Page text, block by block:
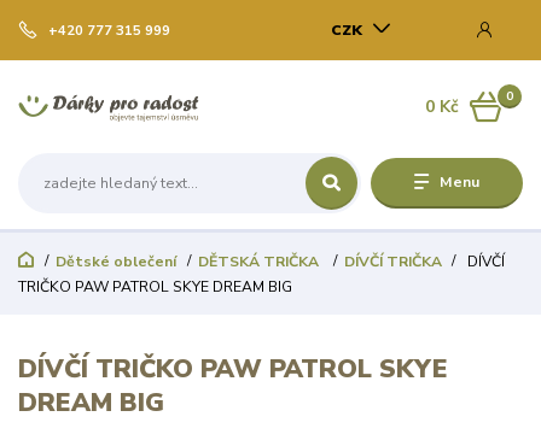
Menu
CZK
+420 777 315 999
0
0 Kč
Dětské oblečení DĚTSKÁ TRIČKA DÍVČÍ TRIČKA
DÍVČÍ
TRIČKO PAW PATROL SKYE DREAM BIG
DÍVČÍ TRIČKO PAW PATROL SKYE
DREAM BIG